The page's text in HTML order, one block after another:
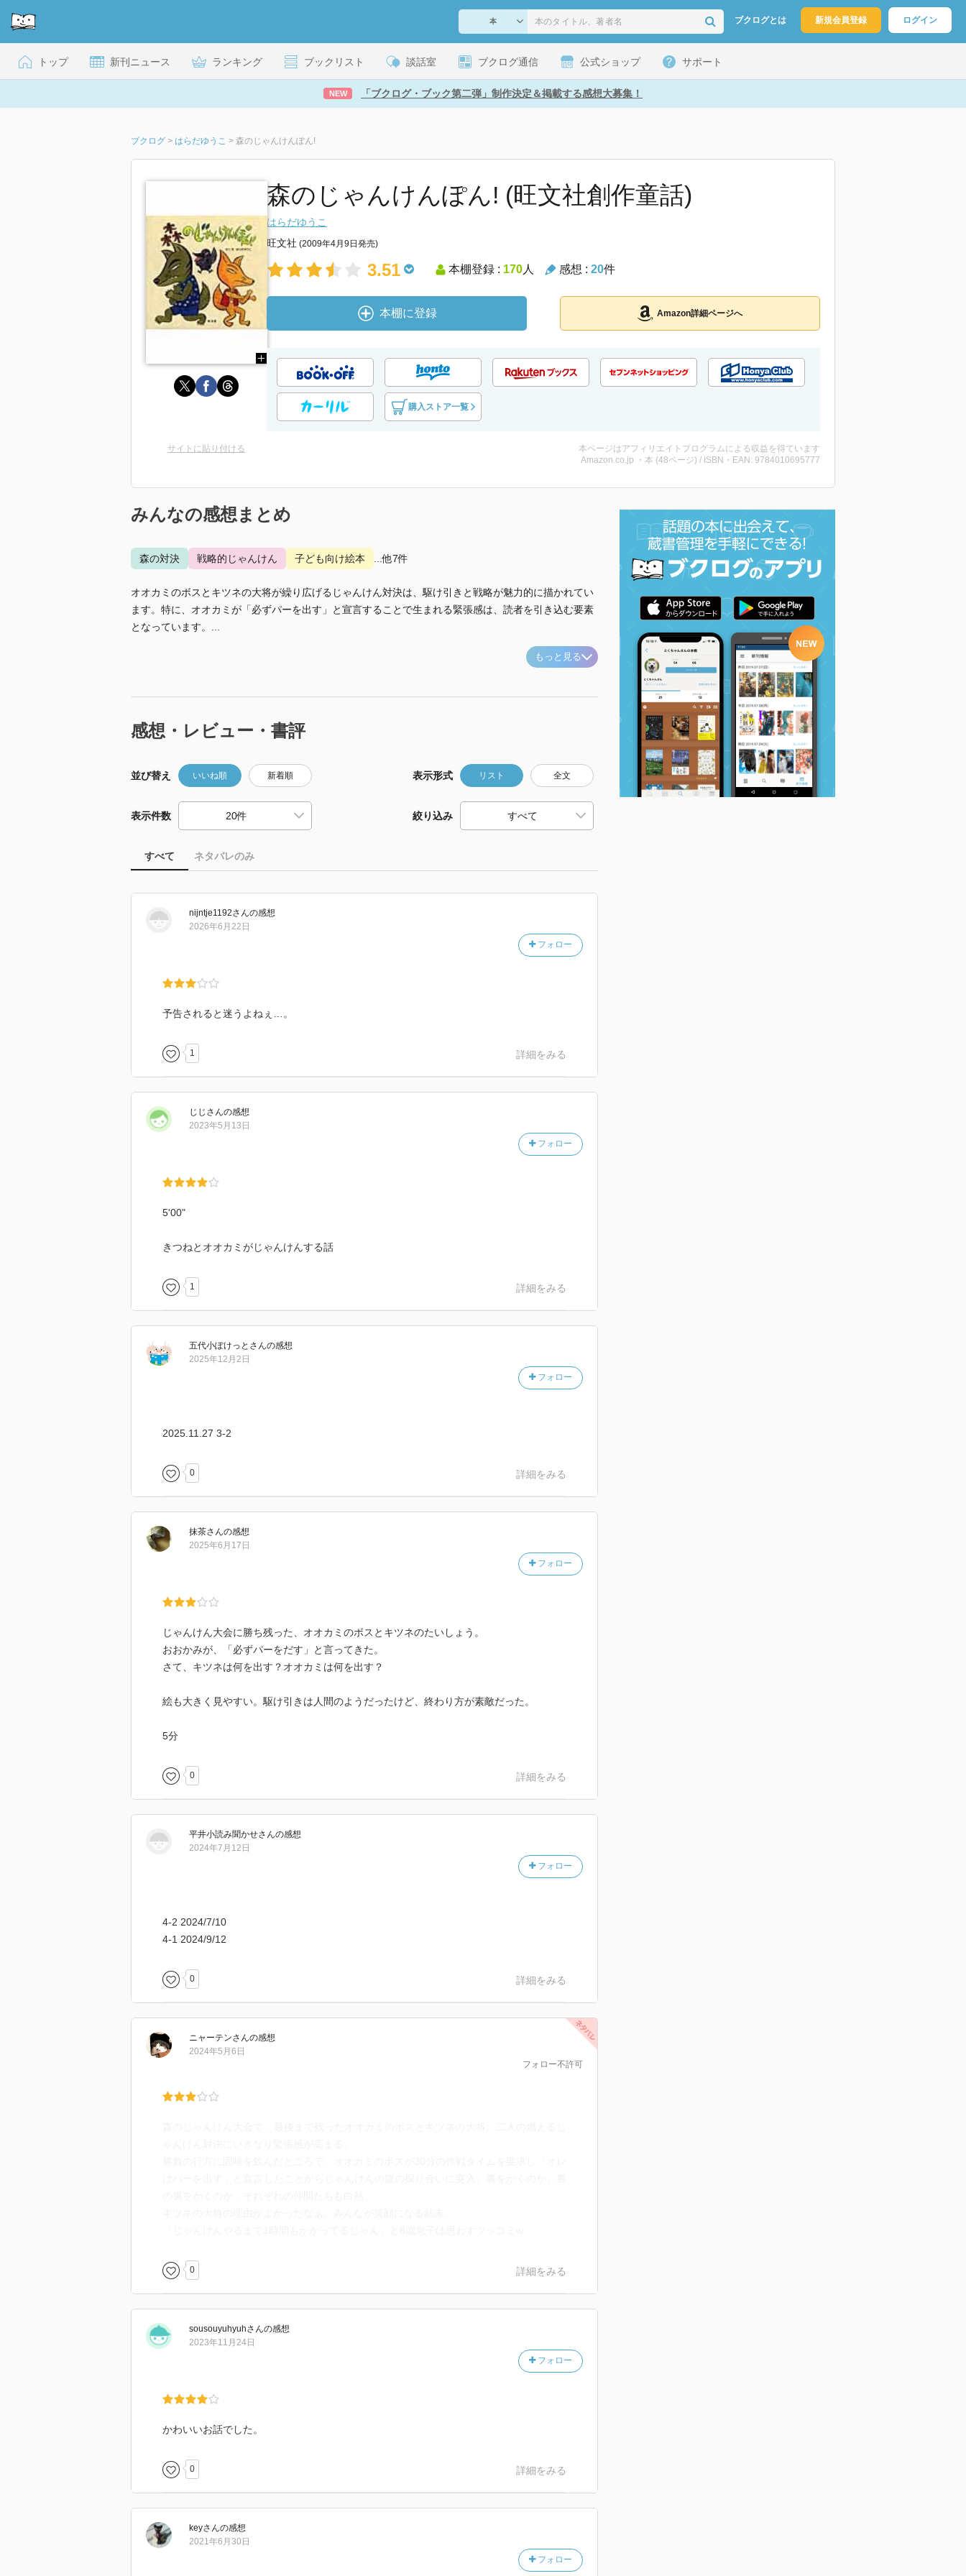
ブクログとは 新規会員登録 ログイン
トップ 新刊ニュース ランキング ブックリスト 談話室 ブクログ通信 公式ショップ サポート
NEW 「ブクログ・ブック第二弾」制作決定＆掲載する感想大募集！
ブクログ > はらだゆうこ > 森のじゃんけんぽん!
森のじゃんけんぽん! (旺文社創作童話)
はらだゆうこ
旺文社 (2009年4月9日発売)
3.51 本棚登録 : 170人 感想 : 20件
本棚に登録 Amazon詳細ページへ
購入ストア一覧
サイトに貼り付ける
本ページはアフィリエイトプログラムによる収益を得ています
Amazon.co.jp ・本 (48ページ) / ISBN・EAN: 9784010695777
みんなの感想まとめ
森の対決 戦略的じゃんけん 子ども向け絵本 ...他7件
オオカミのボスとキツネの大将が繰り広げるじゃんけん対決は、駆け引きと戦略が魅力的に描かれてい
ます。特に、オオカミが「必ずパーを出す」と宣言することで生まれる緊張感は、読者を引き込む要素
となっています。...
もっと見る
感想・レビュー・書評
並び替え いいね順 新着順 表示形式 リスト 全文
表示件数 絞り込み
すべて ネタバレのみ
nijntje1192さんの感想
フォロー
2026年6月22日
予告されると迷うよねぇ…。
1 詳細をみる
じじ さんの感想
フォロー
2023年5月13日
5'00"
きつねとオオカミがじゃんけんする話
1 詳細をみる
五代小ぽけっと さんの感想
フォロー
2025年12月2日
2025.11.27 3-2
0 詳細をみる
抹茶さんの感想
フォロー
2025年6月17日
じゃんけん大会に勝ち残った、オオカミのボスとキツネのたいしょう。
おおかみが、「必ずパーをだす」と言ってきた。
さて、キツネは何を出す？オオカミは何を出す？
絵も大きく見やすい。駆け引きは人間のようだったけど、終わり方が素敵だった。
5分
0 詳細をみる
平井小読み聞かせさんの感想
フォロー
2024年7月12日
4-2 2024/7/10
4-1 2024/9/12
0 詳細をみる
ニャーテンさんの感想
フォロー不許可
2024年5月6日
0 詳細をみる
sousouyuhyuhさんの感想
フォロー
2023年11月24日
かわいいお話でした。
0 詳細をみる
keyさんの感想
フォロー
2021年6月30日